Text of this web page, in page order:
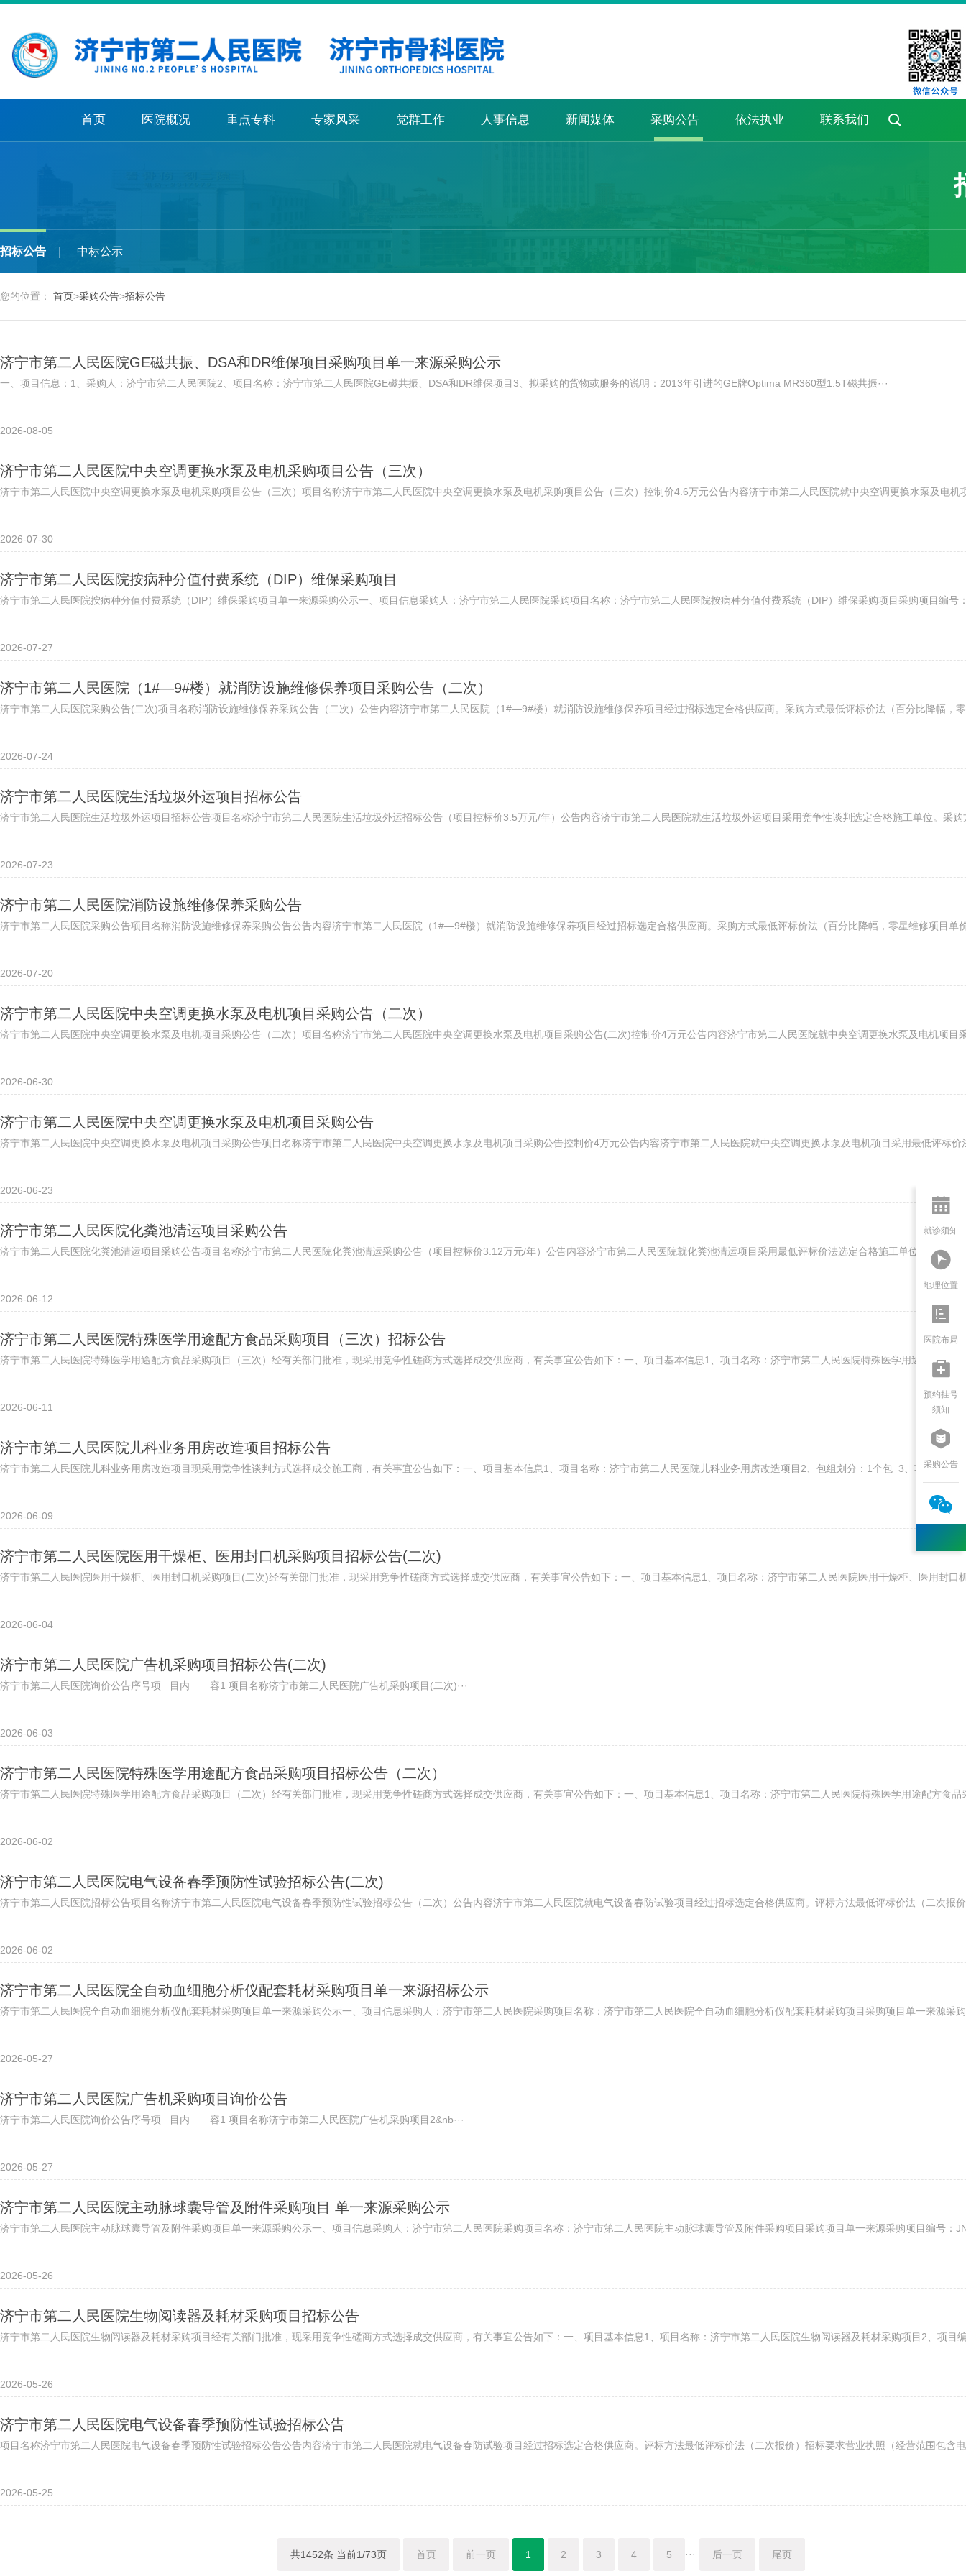
首页 医院概况 重点专科 专家风采 党群工作 人事信息 新闻媒体 采购公告 依法执业 联系我们 
招标公告 中标公示
您的位置： 首页>采购公告>招标公告
济宁市第二人民医院GE磁共振、DSA和DR维保项目采购项目单一来源采购公示
一、项目信息：1、采购人：济宁市第二人民医院2、项目名称：济宁市第二人民医院GE磁共振、DSA和DR维保项目3、拟采购的货物或服务的说明：2013年引进的GE牌Optima MR360型1.5T磁共振···
2026-08-05
济宁市第二人民医院中央空调更换水泵及电机采购项目公告（三次）
济宁市第二人民医院中央空调更换水泵及电机采购项目公告（三次）项目名称济宁市第二人民医院中央空调更换水泵及电机采购项目公告（三次）控制价4.6万元公告内容济宁市第二人民医院就中央空调更换水泵及电机
2026-07-30
济宁市第二人民医院按病种分值付费系统（DIP）维保采购项目
济宁市第二人民医院按病种分值付费系统（DIP）维保采购项目单一来源采购公示一、项目信息采购人：济宁市第二人民医院采购项目名称：济宁市第二人民医院按病种分值付费系统（DIP）维保采购项目采购项目编号：
2026-07-27
济宁市第二人民医院（1#—9#楼）就消防设施维修保养项目采购公告（二次）
济宁市第二人民医院采购公告(二次)项目名称消防设施维修保养采购公告（二次）公告内容济宁市第二人民医院（1#—9#楼）就消防设施维修保养项目经过招标选定合格供应商。采购方式最低评标价法（百分比降幅，零
2026-07-24
济宁市第二人民医院生活垃圾外运项目招标公告
济宁市第二人民医院生活垃圾外运项目招标公告项目名称济宁市第二人民医院生活垃圾外运招标公告（项目控标价3.5万元/年）公告内容济宁市第二人民医院就生活垃圾外运项目采用竞争性谈判选定合格施工单位。采购
2026-07-23
济宁市第二人民医院消防设施维修保养采购公告
济宁市第二人民医院采购公告项目名称消防设施维修保养采购公告公告内容济宁市第二人民医院（1#—9#楼）就消防设施维修保养项目经过招标选定合格供应商。采购方式最低评标价法（百分比降幅，零星维修项目单价
2026-07-20
济宁市第二人民医院中央空调更换水泵及电机项目采购公告（二次）
济宁市第二人民医院中央空调更换水泵及电机项目采购公告（二次）项目名称济宁市第二人民医院中央空调更换水泵及电机项目采购公告(二次)控制价4万元公告内容济宁市第二人民医院就中央空调更换水泵及电机项目采
2026-06-30
济宁市第二人民医院中央空调更换水泵及电机项目采购公告
济宁市第二人民医院中央空调更换水泵及电机项目采购公告项目名称济宁市第二人民医院中央空调更换水泵及电机项目采购公告控制价4万元公告内容济宁市第二人民医院就中央空调更换水泵及电机项目采用最低评标价
2026-06-23
济宁市第二人民医院化粪池清运项目采购公告
济宁市第二人民医院化粪池清运项目采购公告项目名称济宁市第二人民医院化粪池清运采购公告（项目控标价3.12万元/年）公告内容济宁市第二人民医院就化粪池清运项目采用最低评标价法选定合格施工单位。采购方式
2026-06-12
济宁市第二人民医院特殊医学用途配方食品采购项目（三次）招标公告
济宁市第二人民医院特殊医学用途配方食品采购项目（三次）经有关部门批准，现采用竞争性磋商方式选择成交供应商，有关事宜公告如下：一、项目基本信息1、项目名称：济宁市第二人民医院特殊医学用途配方食品
2026-06-11
济宁市第二人民医院儿科业务用房改造项目招标公告
济宁市第二人民医院儿科业务用房改造项目现采用竞争性谈判方式选择成交施工商，有关事宜公告如下：一、项目基本信息1、项目名称：济宁市第二人民医院儿科业务用房改造项目2、包组划分：1个包 3、项···
2026-06-09
济宁市第二人民医院医用干燥柜、医用封口机采购项目招标公告(二次)
济宁市第二人民医院医用干燥柜、医用封口机采购项目(二次)经有关部门批准，现采用竞争性磋商方式选择成交供应商，有关事宜公告如下：一、项目基本信息1、项目名称：济宁市第二人民医院医用干燥柜、医用封口机
2026-06-04
济宁市第二人民医院广告机采购项目招标公告(二次)
济宁市第二人民医院询价公告序号项 目内 容1 项目名称济宁市第二人民医院广告机采购项目(二次)···
2026-06-03
济宁市第二人民医院特殊医学用途配方食品采购项目招标公告（二次）
济宁市第二人民医院特殊医学用途配方食品采购项目（二次）经有关部门批准，现采用竞争性磋商方式选择成交供应商，有关事宜公告如下：一、项目基本信息1、项目名称：济宁市第二人民医院特殊医学用途配方食品
2026-06-02
济宁市第二人民医院电气设备春季预防性试验招标公告(二次)
济宁市第二人民医院招标公告项目名称济宁市第二人民医院电气设备春季预防性试验招标公告（二次）公告内容济宁市第二人民医院就电气设备春防试验项目经过招标选定合格供应商。评标方法最低评标价法（二次报价
2026-06-02
济宁市第二人民医院全自动血细胞分析仪配套耗材采购项目单一来源招标公示
济宁市第二人民医院全自动血细胞分析仪配套耗材采购项目单一来源采购公示一、项目信息采购人：济宁市第二人民医院采购项目名称：济宁市第二人民医院全自动血细胞分析仪配套耗材采购项目采购项目单一来源采购
2026-05-27
济宁市第二人民医院广告机采购项目询价公告
济宁市第二人民医院询价公告序号项 目内 容1 项目名称济宁市第二人民医院广告机采购项目2&nb···
2026-05-27
济宁市第二人民医院主动脉球囊导管及附件采购项目 单一来源采购公示
济宁市第二人民医院主动脉球囊导管及附件采购项目单一来源采购公示一、项目信息采购人：济宁市第二人民医院采购项目名称：济宁市第二人民医院主动脉球囊导管及附件采购项目采购项目单一来源采购项目编号：
2026-05-26
济宁市第二人民医院生物阅读器及耗材采购项目招标公告
济宁市第二人民医院生物阅读器及耗材采购项目经有关部门批准，现采用竞争性磋商方式选择成交供应商，有关事宜公告如下：一、项目基本信息1、项目名称：济宁市第二人民医院生物阅读器及耗材采购项目2、项目编
2026-05-26
济宁市第二人民医院电气设备春季预防性试验招标公告
项目名称济宁市第二人民医院电气设备春季预防性试验招标公告公告内容济宁市第二人民医院就电气设备春防试验项目经过招标选定合格供应商。评标方法最低评标价法（二次报价）招标要求营业执照（经营范围包含电
2026-05-25
共1452条 当前1/73页 首页 前一页 1 2 3 4 5 ··· 后一页 尾页

就诊须知

地理位置

医院布局

预约挂号
须知

采购公告
